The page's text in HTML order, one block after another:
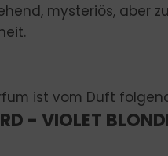
mysteriös, aber
ist vom Duft
- VIOLET